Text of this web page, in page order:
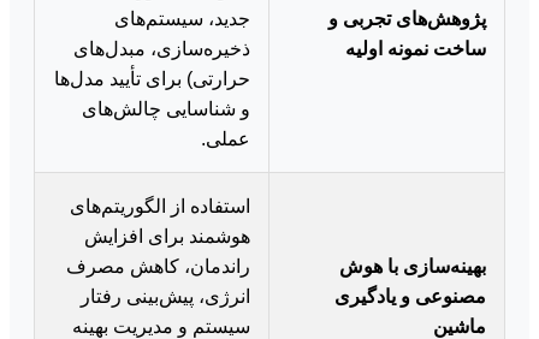
پژوهش‌های تجربی و
ساخت نمونه اولیه
جدید، سیستم‌های
ذخیره‌سازی، مبدل‌های
حرارتی) برای تأیید مدل‌ها
و شناسایی چالش‌های
عملی.
بهینه‌سازی با هوش
مصنوعی و یادگیری
ماشین
استفاده از الگوریتم‌های
هوشمند برای افزایش
راندمان، کاهش مصرف
انرژی، پیش‌بینی رفتار
سیستم و مدیریت بهینه